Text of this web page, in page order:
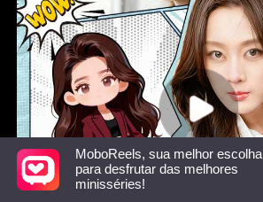
MoboReels, sua melhor escolha
para desfrutar das melhores
minisséries!